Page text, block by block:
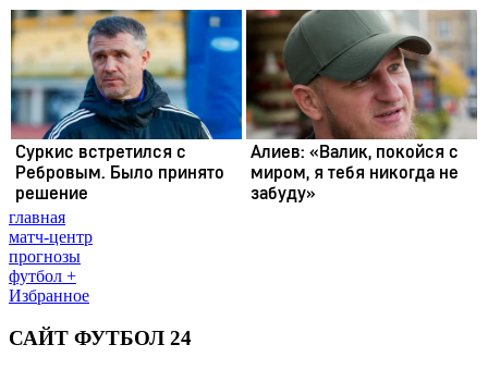
главная
матч-центр
прогнозы
футбол +
Избранное
САЙТ ФУТБОЛ 24